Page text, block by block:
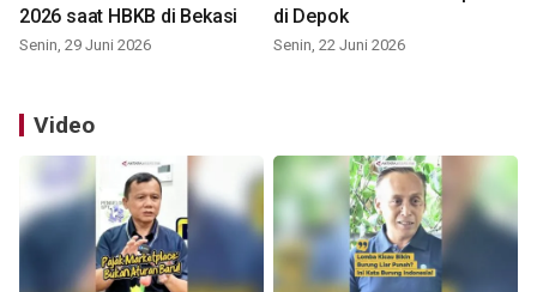
2026 saat HBKB di Bekasi
Senin, 29 Juni 2026
di Depok
Senin, 22 Juni 2026
Video